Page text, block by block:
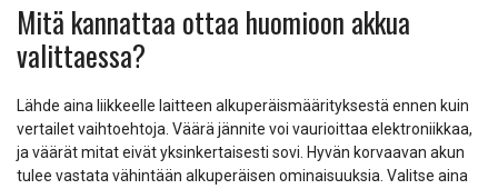
Mitä kannattaa ottaa huomioon akkua
valittaessa?
Lähde aina liikkeelle laitteen alkuperäismäärityksestä ennen kuin
vertailet vaihtoehtoja. Väärä jännite voi vaurioittaa elektroniikkaa,
ja väärät mitat eivät yksinkertaisesti sovi. Hyvän korvaavan akun
tulee vastata vähintään alkuperäisen ominaisuuksia. Valitse aina